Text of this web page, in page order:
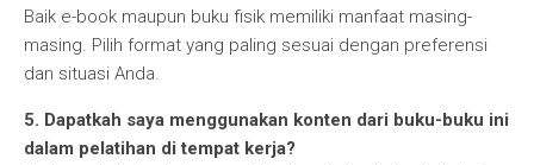
Baik e-book maupun buku fisik memiliki manfaat masing-
masing. Pilih format yang paling sesuai dengan preferensi
dan situasi Anda.
5. Dapatkah saya menggunakan konten dari buku-buku ini
dalam pelatihan di tempat kerja?